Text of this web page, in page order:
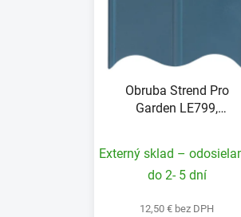
Obruba Strend Pro
Garden LE799,
Externý sklad –
do 2- 5 dní
12,50 € bez DPH